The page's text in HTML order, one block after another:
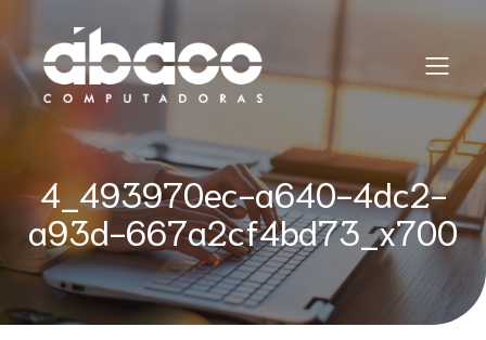
4_493970ec-a640-4dc2-
a93d-667a2cf4bd73_x700